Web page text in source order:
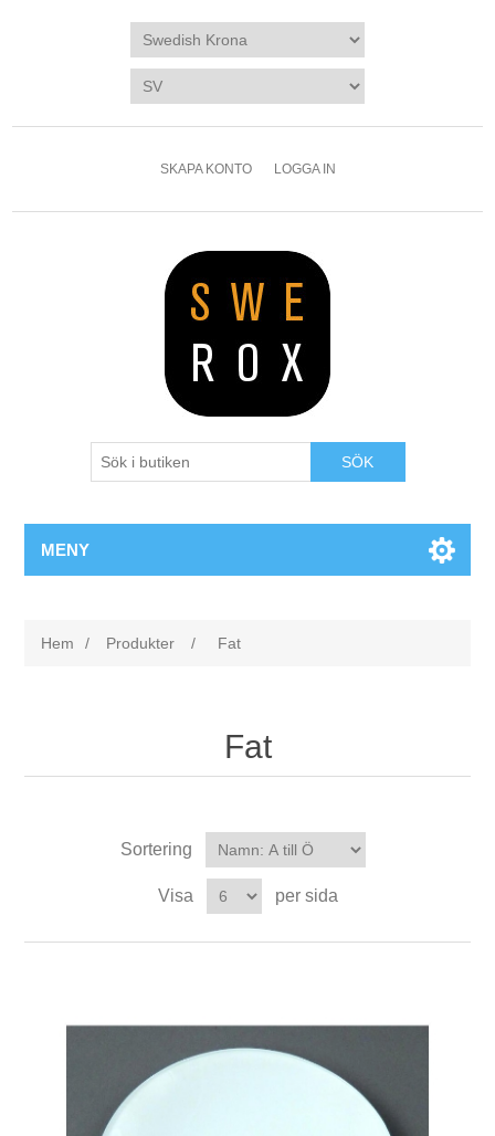
SKAPA KONTO LOGGA IN
SÖK
MENY
Hem / Produkter / Fat
Fat
Sortering
Visa per sida